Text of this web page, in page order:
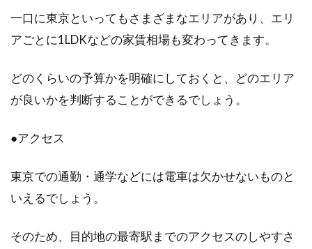
みると、建物の「構造」という言葉が出てきま
す。その...
鉄骨造のメリット！柱のスパン・耐
選ばれることが多い構造ですが、マイホームの
一口に東京といってもさまざまなエリアがあり、エリ
アごとに1LDKなどの家賃相場も変わってきます。
どのくらいの予算かを明確にしておくと、どのエリア
が良いかを判断することができるでしょう。
●アクセス
東京での通勤・通学などには電車は欠かせないものと
いえるでしょう。
そのため、目的地の最寄駅までのアクセスのしやすさ